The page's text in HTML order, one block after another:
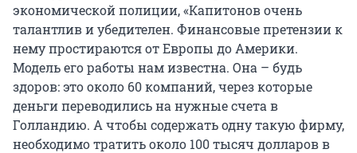
экономической полиции, «Капитонов очень
талантлив и убедителен. Финансовые претензии к
нему простираются от Европы до Америки.
Модель его работы нам известна. Она – будь
здоров: это около 60 компаний, через которые
деньги переводились на нужные счета в
Голландию. А чтобы содержать одну такую фирму,
необходимо тратить около 100 тысяч долларов в